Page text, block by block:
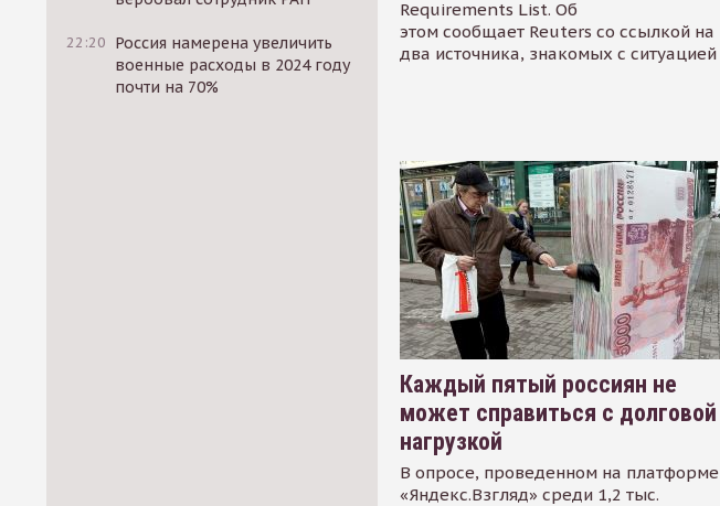
22:20 Россия намерена увеличить
военные расходы в 2024 году
почти на 70%
Requirements List. Об
этом сообщает Reuters со ссылкой на
два источника, знакомых с ситуацией
Каждый пятый россиян не
может справиться с долговой
нагрузкой
В опросе, проведенном на платформе
«Яндекс.Взгляд» среди 1,2 тыс.